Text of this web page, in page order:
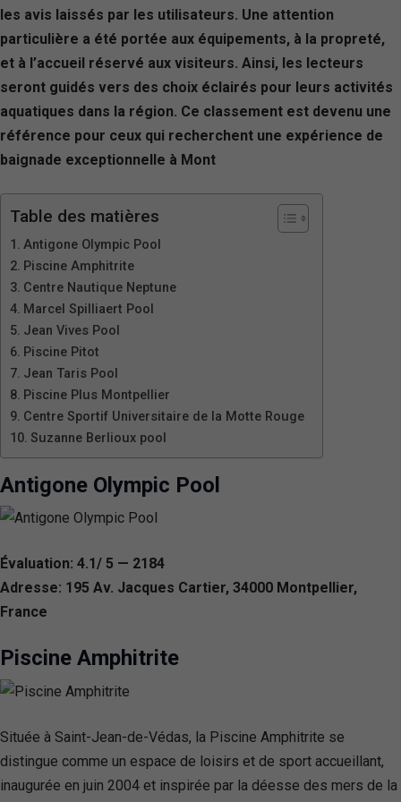
les avis laissés par les utilisateurs. Une attention
particulière a été portée aux équipements, à la propreté,
et à l’accueil réservé aux visiteurs. Ainsi, les lecteurs
seront guidés vers des choix éclairés pour leurs activités
aquatiques dans la région. Ce classement est devenu une
référence pour ceux qui recherchent une expérience de
baignade exceptionnelle à Mont
Table des matières
Antigone Olympic Pool
Piscine Amphitrite
Centre Nautique Neptune
Marcel Spilliaert Pool
Jean Vives Pool
Piscine Pitot
Jean Taris Pool
Piscine Plus Montpellier
Centre Sportif Universitaire de la Motte Rouge
Suzanne Berlioux pool
Antigone Olympic Pool
Évaluation: 4.1/ 5 — 2184
Adresse: 195 Av. Jacques Cartier, 34000 Montpellier,
France
Piscine Amphitrite
Située à Saint-Jean-de-Védas, la Piscine Amphitrite se
distingue comme un espace de loisirs et de sport accueillant,
inaugurée en juin 2004 et inspirée par la déesse des mers de la